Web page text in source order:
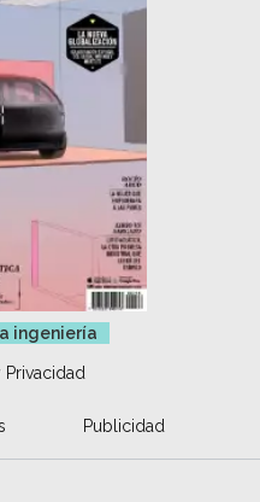
ingeniería
Publicidad